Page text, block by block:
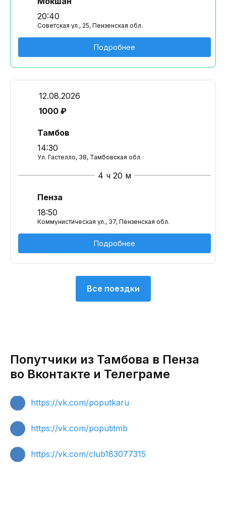
20:40
Советская ул., 25, Пензенская обл.
Подробнее
12.08.2026
1000 ₽
Тамбов
14:30
Ул. Гастелло, 38, Тамбовская обл.
4 ч 20 м
Пенза
18:50
Коммунистическая ул., 37, Пензенская обл.
Подробнее
Все поездки
Попутчики из Тамбова в Пенза
во Вконтакте и Телеграме
https://vk.com/poputkaru
https://vk.com/poputitmb
https://vk.com/club183077315